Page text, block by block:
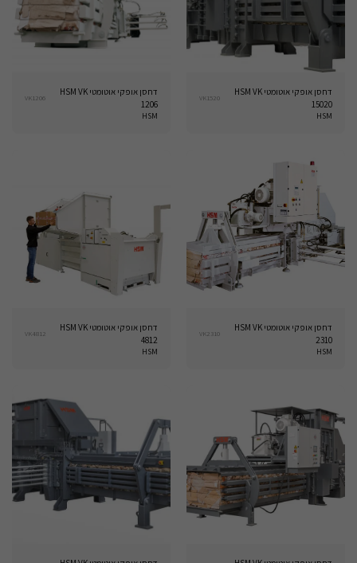
דחסן אופקי אוטומטי HSM VK
15020
VK1520
HSM
דחסן אופקי אוטומטי HSM VK
1206
VK1206
HSM
דחסן אופקי אוטומטי HSM VK
2310
VK2310
HSM
דחסן אופקי אוטומטי HSM VK
4812
VK4812
HSM